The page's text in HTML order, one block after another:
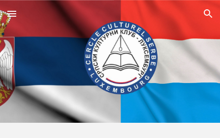
Skip to main content Skip to navigation